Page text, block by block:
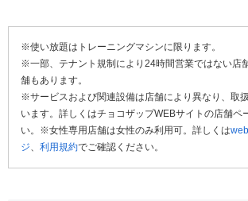
※使い放題はトレーニングマシンに限ります。
※一部、テナント規制により24時間営業ではない店
舗もあります。
※サービスおよび関連設備は店舗により異なり、取
います。詳しくはチョコザップWEBサイトの店舗ペ
い。※女性専用店舗は女性のみ利用可。詳しくは
ジ、 利用規約でご確認ください。